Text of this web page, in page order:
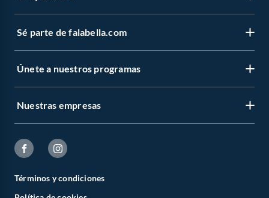
Sé parte de falabella.com
Únete a nuestros programas
Nuestras empresas
Términos y condiciones